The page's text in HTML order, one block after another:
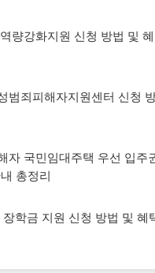
량강화지원 신청 방법 및
범죄피해자지원센터 신청
자 국민임대주택 우선 입주
총정리
학금 지원 신청 방법 및 혜